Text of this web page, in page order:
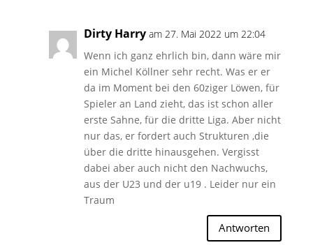
Dirty Harry am 27. Mai 2022 um 22:04
Wenn ich ganz ehrlich bin, dann wäre mir
ein Michel Köllner sehr recht. Was er er
da im Moment bei den 60ziger Löwen, für
Spieler an Land zieht, das ist schon aller
erste Sahne, für die dritte Liga. Aber nicht
nur das, er fordert auch Strukturen ,die
über die dritte hinausgehen. Vergisst
dabei aber auch nicht den Nachwuchs,
aus der U23 und der u19 . Leider nur ein
Traum
Antworten